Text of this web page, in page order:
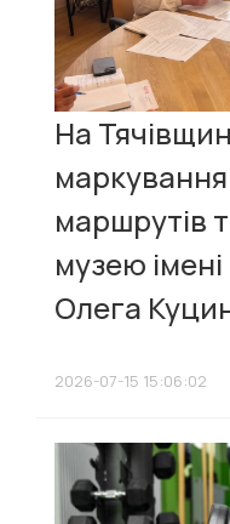
На
маршрутів
музею
Олега
2026-07-15 15:06:02